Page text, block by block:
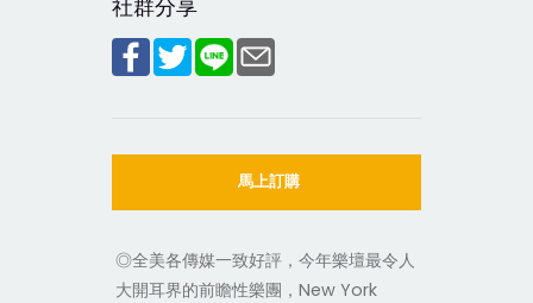
社群分享
馬上訂購
◎全美各傳媒一致好評，今年樂壇最令人
大開耳界的前瞻性樂團，New York